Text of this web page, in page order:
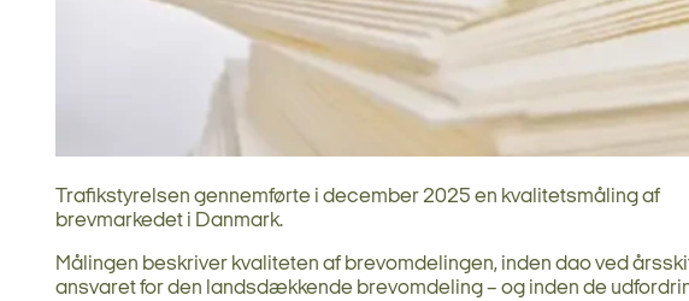
Trafikstyrelsen gennemførte i december 2025 en kvalitetsmåling af
brevmarkedet i Danmark.
Målingen beskriver kvaliteten af brevomdelingen, inden dao ved
ansvaret for den landsdækkende brevomdeling – og inden de